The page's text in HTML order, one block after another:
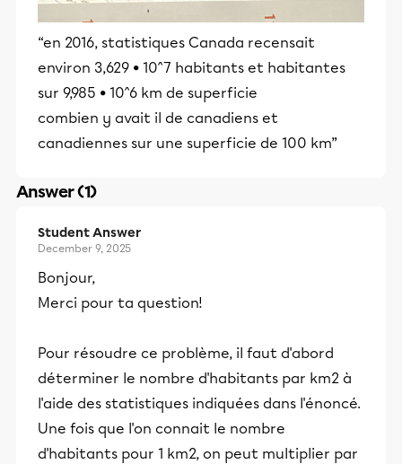
“en 2016, statistiques Canada recensait
environ 3,629 • 10^7 habitants et habitantes
sur 9,985 • 10^6 km de superficie
combien y avait il de canadiens et
canadiennes sur une superficie de 100 km”
Answer (1)
Student Answer
December 9, 2025
Bonjour,
Merci pour ta question!
Pour résoudre ce problème, il faut d'abord
déterminer le nombre d'habitants par km2 à
l'aide des statistiques indiquées dans l'énoncé.
Une fois que l'on connait le nombre
d'habitants pour 1 km2, on peut multiplier par